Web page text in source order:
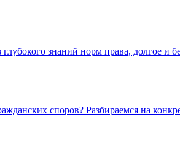
знаний норм права, долгое и
споров? Разбираемся на